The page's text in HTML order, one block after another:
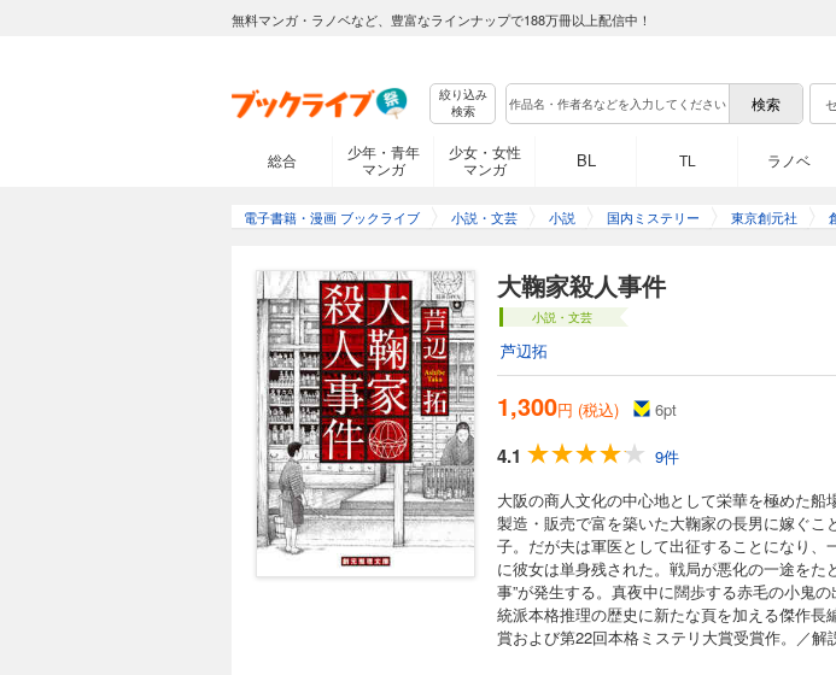
無料マンガ・ラノベなど、豊富なラインナップで188万冊以上配信中！
絞り込み
検索
総合
少年・青年
マンガ
少女・女性
マンガ
BL TL ラノベ
電子書籍・漫画 ブックライブ 小説・文芸 小説 国内ミステリー 東京創元社
大鞠家殺人事件
小説・文芸
芦辺拓
1,300円 (税込) 6pt
4.1
9件
大阪の商人文化の中心地として栄華を極めた
製造・販売で富を築いた大鞠家の長男に嫁ぐ
子。だが夫は軍医として出征することになり
に彼女は単身残された。戦局が悪化の一途をた
事”が発生する。真夜中に闊歩する赤毛の小鬼
統派本格推理の歴史に新たな頁を加える傑作長
賞および第22回本格ミステリ大賞受賞作。／解